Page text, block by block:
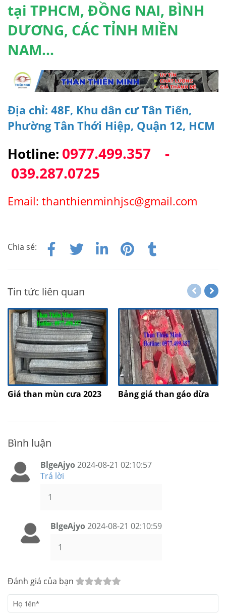
tại TPHCM, ĐỒNG NAI, BÌNH
DƯƠNG, CÁC TỈNH MIỀN
NAM...
Địa chỉ: 48F, Khu dân cư Tân Tiến,
Phường Tân Thới Hiệp, Quận 12, HCM
Hotline: 0977.499.357 -
039.287.0725
Email: thanthienminhjsc@gmail.com
Chia sẻ:
Tin tức liên quan
Giá than mùn cưa 2023 Bảng giá than gáo dừa
Bình luận
BlgeAjyo2024-08-21 02:10:57
Trả lời
1
BlgeAjyo2024-08-21 02:10:59
1
Đánh giá của bạn